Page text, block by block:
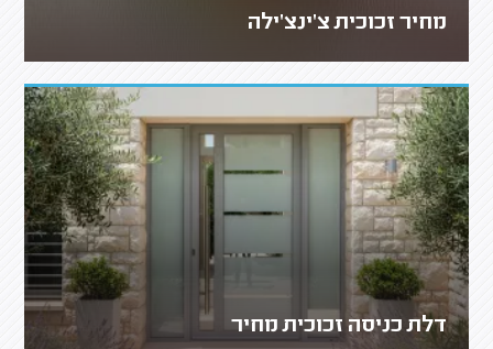
מחיר זכוכית צ'ינצ'ילה
דלת כניסה זכוכית מחיר